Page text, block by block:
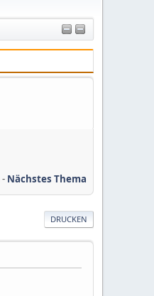
- Nächstes Thema
DRUCKEN